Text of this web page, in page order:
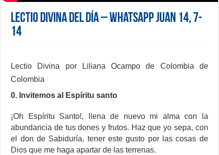
Lectio Divina del día – WhatsApp Juan 14, 7-
14
Lectio Divina por Liliana Ocampo de Colombia de
Colombia
0. Invitemos al Espíritu santo
¡Oh Espíritu Santo!, llena de nuevo mi alma con la
abundancia de tus dones y frutos. Haz que yo sepa, con
el don de Sabiduría, tener este gusto por las cosas de
Dios que me haga apartar de las terrenas.